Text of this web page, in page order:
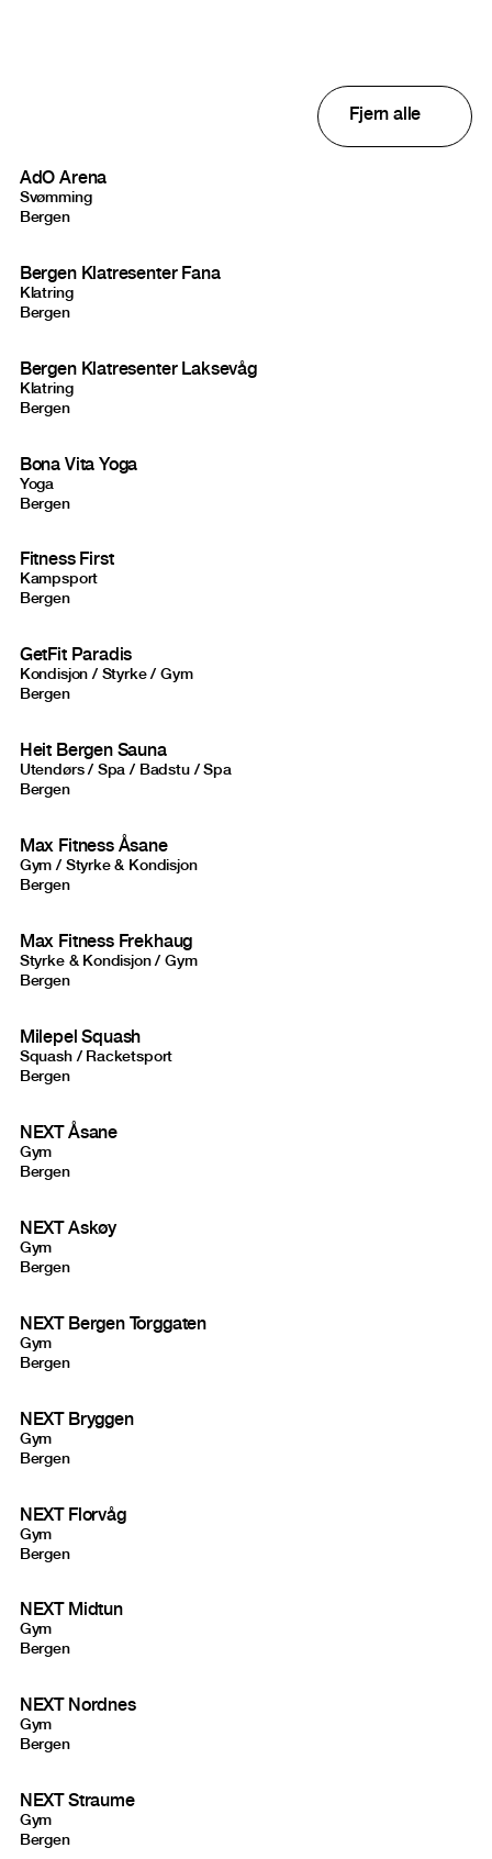
Fjern alle
AdO Arena
Svømming
Bergen
Bergen Klatresenter Fana
Klatring
Bergen
Bergen Klatresenter Laksevåg
Klatring
Bergen
Bona Vita Yoga
Yoga
Bergen
Fitness First
Kampsport
Bergen
GetFit Paradis
Kondisjon / Styrke / Gym
Bergen
Heit Bergen Sauna
Utendørs / Spa / Badstu / Spa
Bergen
Max Fitness Åsane
Gym / Styrke & Kondisjon
Bergen
Max Fitness Frekhaug
Styrke & Kondisjon / Gym
Bergen
Milepel Squash
Squash / Racketsport
Bergen
NEXT Åsane
Gym
Bergen
NEXT Askøy
Gym
Bergen
NEXT Bergen Torggaten
Gym
Bergen
NEXT Bryggen
Gym
Bergen
NEXT Florvåg
Gym
Bergen
NEXT Midtun
Gym
Bergen
NEXT Nordnes
Gym
Bergen
NEXT Straume
Gym
Bergen